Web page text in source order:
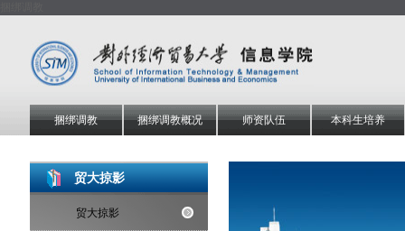
捆绑调教 捆绑调教概况 师资队伍 本科生培养
贸大掠影
贸大掠影